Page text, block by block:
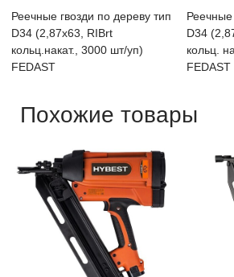
Реечные гвозди по дереву тип
D34 (2,87х63, RIBrt
кольц.накат., 3000 шт/уп)
FEDAST
Реечные
D34
кольц.
FEDAST
Похожие товары